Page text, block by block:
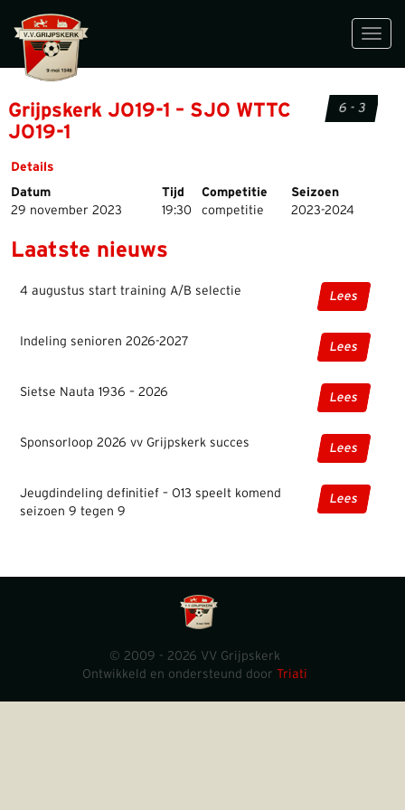
Grijpskerk JO19-1 – SJO WTTC
JO19-1
6 - 3
Details
Datum
Tijd Competitie
Seizoen
29 november 2023
19:30 competitie 2023-2024
Laatste nieuws
4 augustus start training A/B selectie Lees
Indeling senioren 2026-2027 Lees
Sietse Nauta 1936 – 2026 Lees
Sponsorloop 2026 vv Grijpskerk succes Lees
Jeugdindeling definitief – O13 speelt komend
seizoen 9 tegen 9
Lees
© 2009 - 2026 VV Grijpskerk
Ontwikkeld en ondersteund door Triati